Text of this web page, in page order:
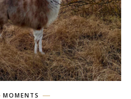
MOMENTS